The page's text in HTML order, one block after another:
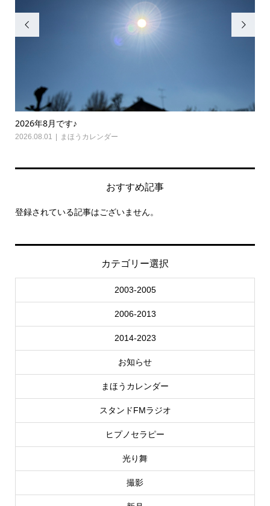

2026年7月です♪
2026.07.01 まほうカレンダー

おすすめ記事
登録されている記事はございません。
カテゴリー選択
2003-2005
2006-2013
2014-2023
お知らせ
まほうカレンダー
スタンドFMラジオ
ヒプノセラピー
光り舞
撮影